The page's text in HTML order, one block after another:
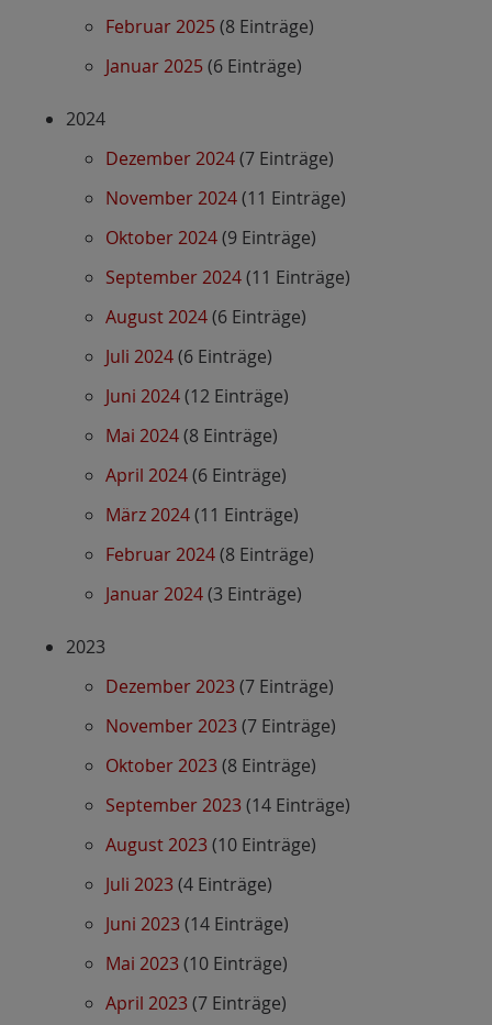
Februar 2025(8 Einträge)
Januar 2025(6 Einträge)
2024
Dezember 2024(7 Einträge)
November 2024(11 Einträge)
Oktober 2024(9 Einträge)
September 2024(11 Einträge)
August 2024(6 Einträge)
Juli 2024(6 Einträge)
Juni 2024(12 Einträge)
Mai 2024(8 Einträge)
April 2024(6 Einträge)
März 2024(11 Einträge)
Februar 2024(8 Einträge)
Januar 2024(3 Einträge)
2023
Dezember 2023(7 Einträge)
November 2023(7 Einträge)
Oktober 2023(8 Einträge)
September 2023(14 Einträge)
August 2023(10 Einträge)
Juli 2023(4 Einträge)
Juni 2023(14 Einträge)
Mai 2023(10 Einträge)
April 2023(7 Einträge)